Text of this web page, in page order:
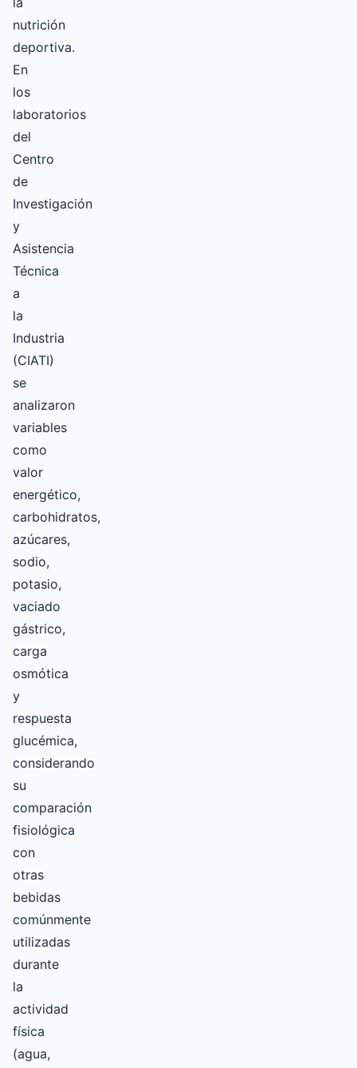
nutrición
deportiva.
En
los
laboratorios
del
Centro
de
Investigación
y
Asistencia
Técnica
a
la
Industria
(CIATI)
se
analizaron
variables
como
valor
energético,
carbohidratos,
azúcares,
sodio,
potasio,
vaciado
gástrico,
carga
osmótica
y
respuesta
glucémica,
considerando
su
comparación
fisiológica
con
otras
bebidas
comúnmente
utilizadas
durante
la
actividad
física
(agua,